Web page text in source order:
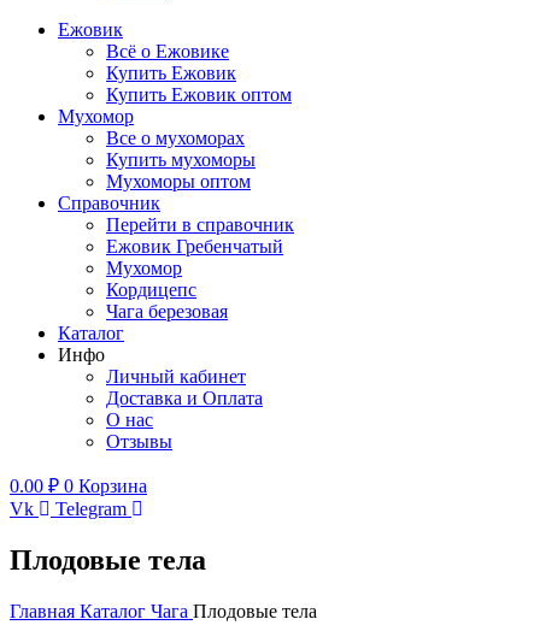
Ежовик
Всё о Ежовике
Купить Ежовик
Купить Ежовик оптом
Мухомор
Все о мухоморах
Купить мухоморы
Мухоморы оптом
Справочник
Перейти в справочник
Ежовик Гребенчатый
Мухомор
Кордицепс
Чага березовая
Каталог
Инфо
Личный кабинет
Доставка и Оплата
О нас
Отзывы
0.00 ₽ 0 Корзина
Vk
Telegram
Плодовые тела
Главная Каталог Чага Плодовые тела